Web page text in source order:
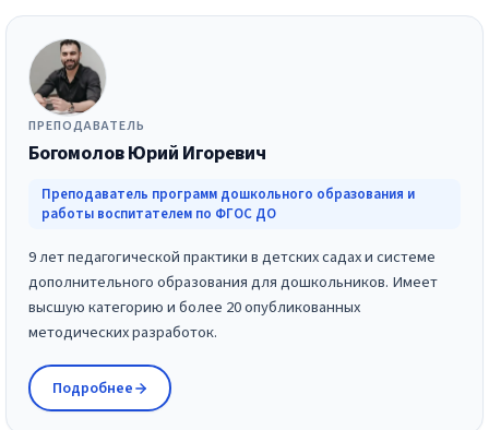
ПРЕПОДАВАТЕЛЬ
Богомолов Юрий Игоревич
Преподаватель программ дошкольного образования и
работы воспитателем по ФГОС ДО
9 лет педагогической практики в детских садах и системе
дополнительного образования для дошкольников. Имеет
высшую категорию и более 20 опубликованных
методических разработок.
Подробнее